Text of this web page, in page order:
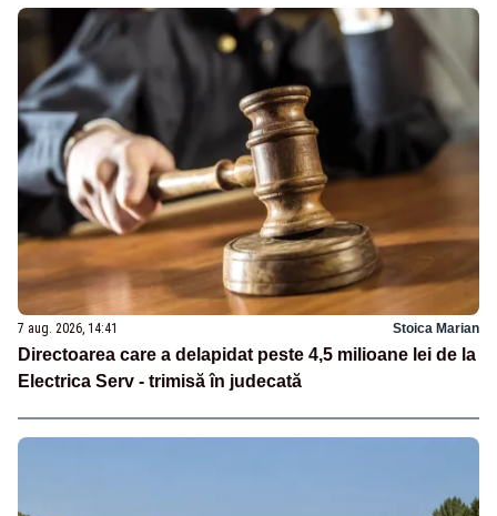
7 aug. 2026, 14:41 Stoica Marian
Directoarea care a delapidat peste 4,5 milioane lei de la
Electrica Serv - trimisă în judecată